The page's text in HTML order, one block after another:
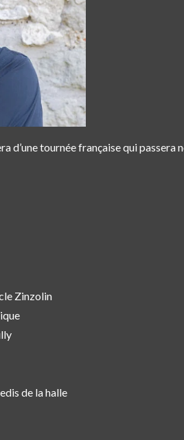
d’une tournée française qui passera
Zinzolin
de la halle